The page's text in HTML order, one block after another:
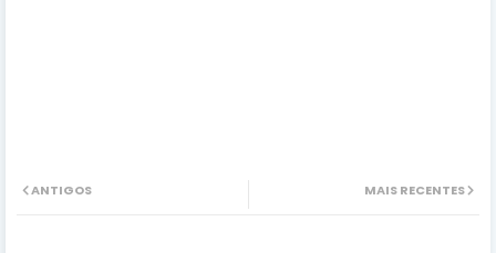
MAIS RECENTES
ANTIGOS